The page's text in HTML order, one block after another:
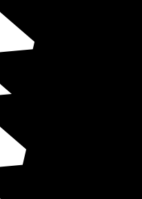
viajeros piensan de su estancia